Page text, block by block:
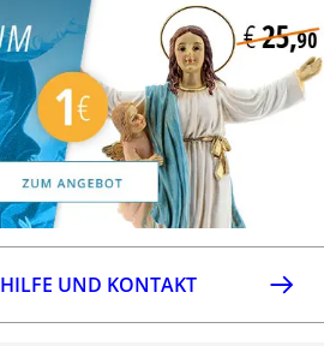
HILFE UND KONTAKT